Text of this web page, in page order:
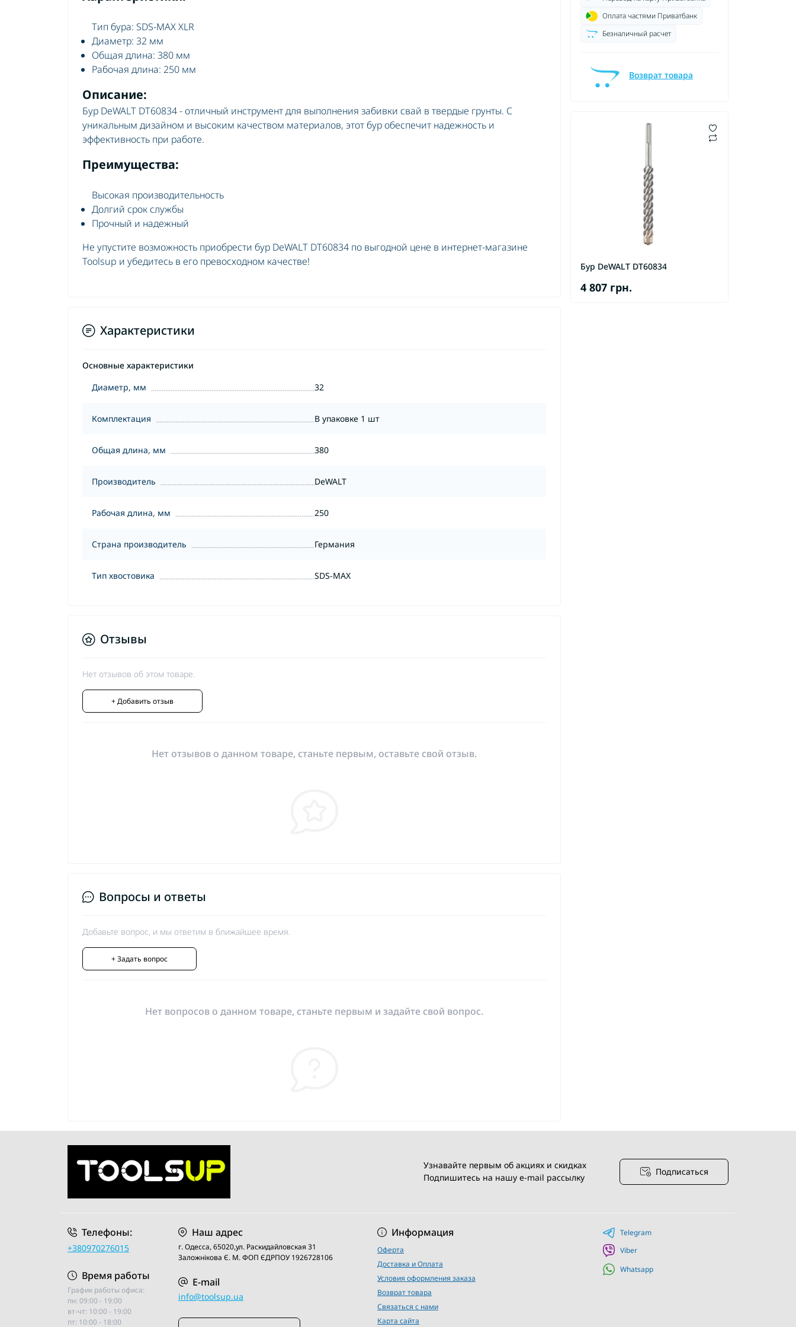
Оплата частями Приватбанк
Безналичный расчет
Возврат товара
Бур DeWALT DT60834
4 807 грн.
Тип бура: SDS-MAX XLR
Диаметр: 32 мм
Общая длина: 380 мм
Рабочая длина: 250 мм
Описание:
Бур DeWALT DT60834 - отличный инструмент для выполнения забивки свай в твердые грунты. С
уникальным дизайном и высоким качеством материалов, этот бур обеспечит надежность и
эффективность при работе.
Преимущества:
Высокая производительность
Долгий срок службы
Прочный и надежный
Не упустите возможность приобрести бур DeWALT DT60834 по выгодной цене в интернет-магазине
Toolsup и убедитесь в его превосходном качестве!
Характеристики
Основные характеристики
Диаметр, мм
32
Комплектация В упаковке 1 шт
Общая длина, мм 380
Производитель DeWALT
Рабочая длина, мм 250
Страна производитель Германия
Тип хвостовика SDS-MAX
Отзывы
Нет отзывов об этом товаре.
+ Добавить отзыв
Нет отзывов о данном товаре, станьте первым, оставьте свой отзыв.
Вопросы и ответы
Добавьте вопрос, и мы ответим в ближайшее время.
+ Задать вопрос
Нет вопросов о данном товаре, станьте первым и задайте свой вопрос.
Узнавайте первым об акциях и скидках
Подпишитесь на нашу e-mail рассылку
Подписаться
Телефоны:
+380970276015
Время работы
График работы офиса:
пн: 09:00 - 19:00
вт-чт: 10:00 - 19:00
пт: 10:00 - 18:00
Наш адрес
г. Одесса, 65020,ул. Раскидайловская 31
Заложнiкова Є. М. ФОП ЄДРПОУ 1926728106
E-mail
info@toolsup.ua
Информация
Оферта
Доставка и Оплата
Условия оформления заказа
Возврат товара
Связаться с нами
Карта сайта
Telegram
Viber
Whatsapp